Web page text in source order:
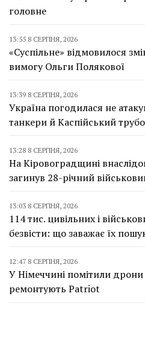
головне
13:55 8 СЕРПНЯ, 2026
«Суспільне» відмовилося
вимогу Ольги Полякової
13:39 8 СЕРПНЯ, 2026
Україна погодилася не
танкери й Каспійський
13:28 8 СЕРПНЯ, 2026
На Кіровоградщині
загинув 28-річний
13:03 8 СЕРПНЯ, 2026
114 тис. цивільних і
безвісти: що заважає їх
12:47 8 СЕРПНЯ, 2026
У Німеччині помітили
ремонтують Patriot